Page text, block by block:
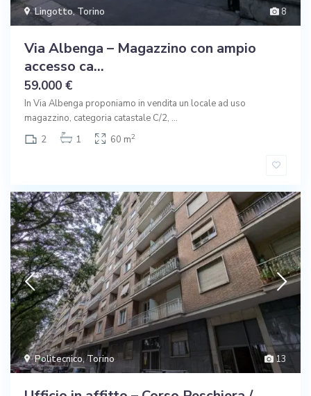
8
Lingotto,Torino
Via Albenga – Magazzino con ampio
accesso ca...
59.000 €
In Via Albenga proponiamo in vendita un locale ad uso
magazzino, categoria catastale C/2, ...
2
1 60 m2
13
Politecnico,Torino